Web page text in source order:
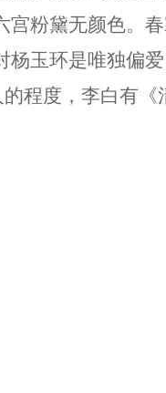
宫粉黛无颜色。
杨玉环是唯独偏
程度，李白有《